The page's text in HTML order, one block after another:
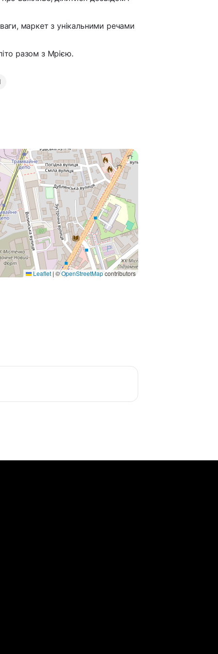
маркет з унікальними речами
разом з Мрією.
Leaflet | ©OpenStreetMapcontributors